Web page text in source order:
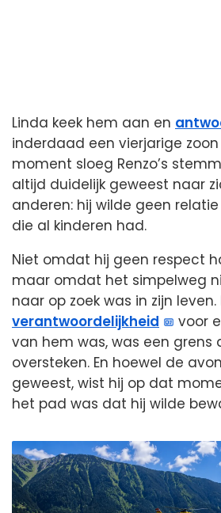
Linda keek hem aan en
inderdaad een vierjarige
moment sloeg Renzo’s
altijd duidelijk geweest naar
anderen: hij wilde geen
die al kinderen had.
Niet omdat hij geen respect
maar omdat het simpelweg
naar op zoek was in zijn leven.
verantwoordelijkheid
voor
van hem was, was een grens
oversteken. En hoewel de
geweest, wist hij op dat
het pad was dat hij wilde